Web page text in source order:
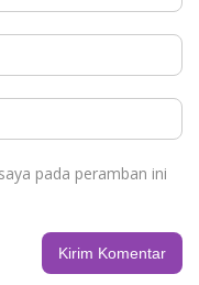
pada peramban ini